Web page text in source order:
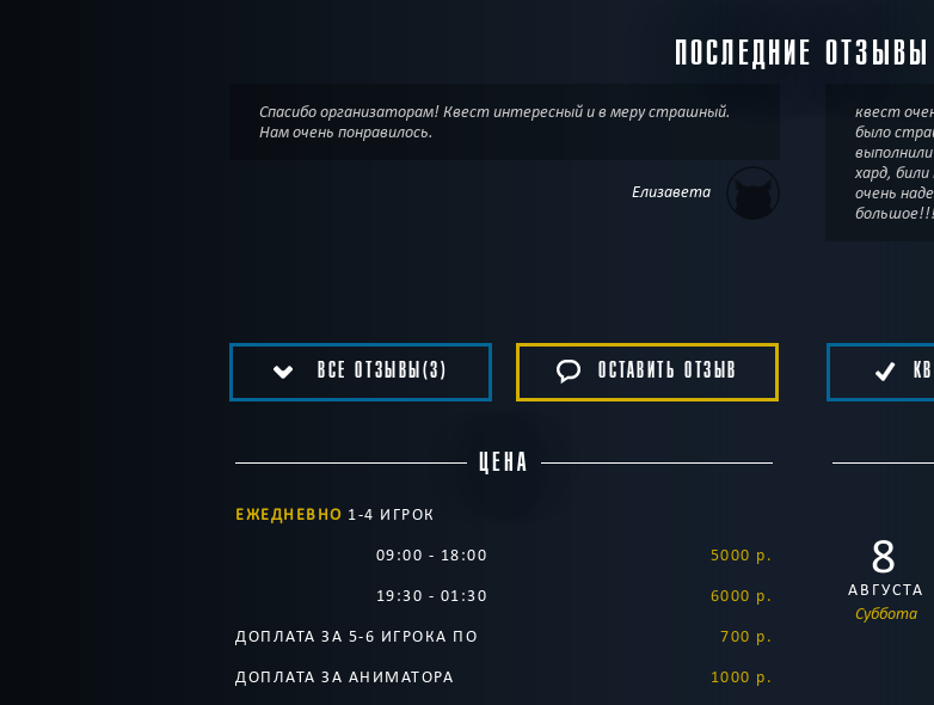
ПОСЛЕДНИЕ ОТЗЫВЫ
Спасибо организаторам! Квест интересный и в меру страшный.
Нам очень понравилось.
Елизавета
квест
было
хард,
очень
ВСЕ ОТЗЫВЫ(3) ОСТАВИТЬ ОТЗЫВ
ЦЕНА
ЕЖЕДНЕВНО 1-4 ИГРОК
09:00 - 18:00
5000 р.
19:30 - 01:30
6000 р.
ДОПЛАТА ЗА 5-6 ИГРОКА ПО
700 р.
ДОПЛАТА ЗА АНИМАТОРА
1000 р.
8
АВГУСТА
Суббота